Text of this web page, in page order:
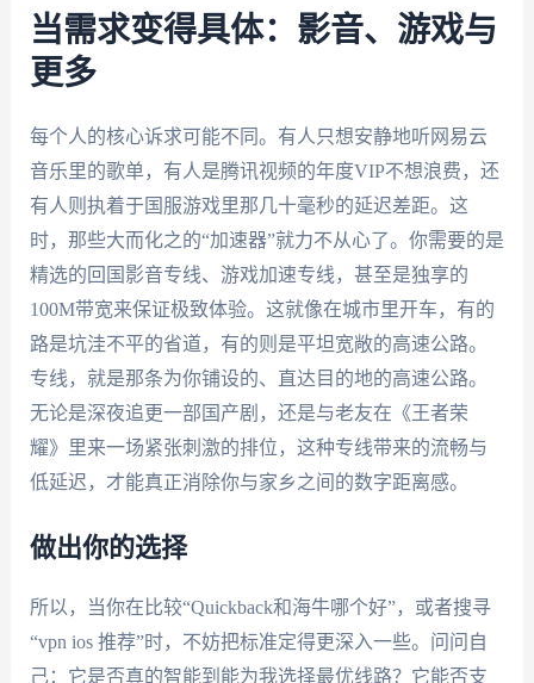
当需求变得具体：影音、游戏与
更多
每个人的核心诉求可能不同。有人只想安静地听网易云
音乐里的歌单，有人是腾讯视频的年度VIP不想浪费，还
有人则执着于国服游戏里那几十毫秒的延迟差距。这
时，那些大而化之的“加速器”就力不从心了。你需要的是
精选的回国影音专线、游戏加速专线，甚至是独享的
100M带宽来保证极致体验。这就像在城市里开车，有的
路是坑洼不平的省道，有的则是平坦宽敞的高速公路。
专线，就是那条为你铺设的、直达目的地的高速公路。
无论是深夜追更一部国产剧，还是与老友在《王者荣
耀》里来一场紧张刺激的排位，这种专线带来的流畅与
低延迟，才能真正消除你与家乡之间的数字距离感。
做出你的选择
所以，当你在比较“Quickback和海牛哪个好”，或者搜寻
“vpn ios 推荐”时，不妨把标准定得更深入一些。问问自
己：它是否真的智能到能为我选择最优线路？它能否支